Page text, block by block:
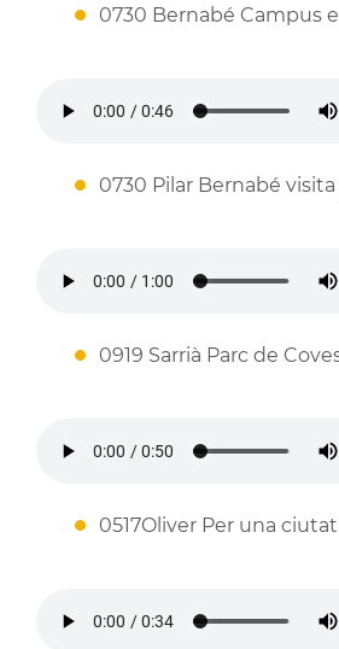
0730 Bernabé Campus
0730 Pilar Bernabé
0919 Sarrià Parc de
0517Oliver Per una